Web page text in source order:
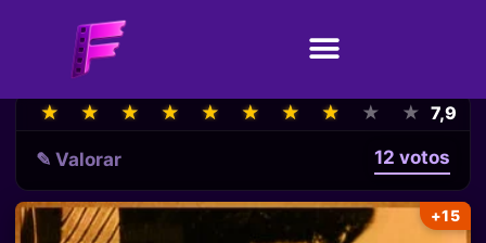
★
★ ★
★ ★
★ ★
★ ★
★ ★
★ ★
★ ★
★ ★
★ ★
★ 7,9
✎ Valorar 12 votos
+15